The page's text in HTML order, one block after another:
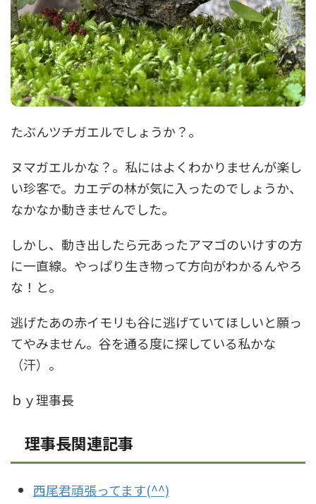
たぶんツチガエルでしょうか？。
ヌマガエルかな？。私にはよくわかりませんが楽し
い珍客で。カエデの林が気に入ったのでしょうか、
なかなか動きませんでした。
しかし、動き出したら元あったアマゴのいけすの方
に一直線。やっぱり生き物って方向がわかるんやろ
な！と。
逃げたあの赤イモリも谷に逃げていてほしいと願っ
てやみません。谷を通る度に探している私かな
（汗）。
ｂｙ理事長
理事長関連記事
西尾君頑張ってます(^^)